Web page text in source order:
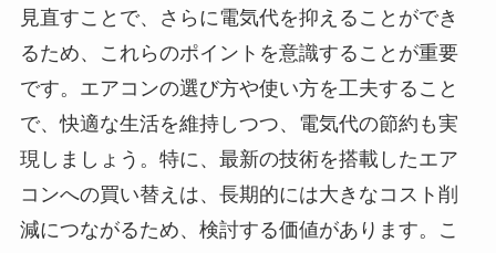
見直すことで、さらに電気代を抑えることができ
るため、これらのポイントを意識することが重要
です。エアコンの選び方や使い方を工夫すること
で、快適な生活を維持しつつ、電気代の節約も実
現しましょう。特に、最新の技術を搭載したエア
コンへの買い替えは、長期的には大きなコスト削
減につながるため、検討する価値があります。こ